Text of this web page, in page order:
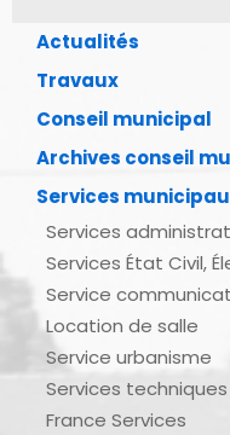
Actualités
Travaux
Conseil municipal
Archives conseil
Services
Services
Services État Civil,
Service
Location de salle
Service urbanisme
Services techniques
France Services